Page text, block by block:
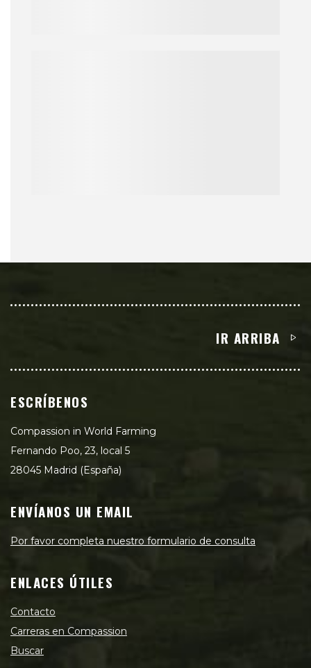
IR ARRIBA
ESCRÍBENOS
Compassion in World Farming
Fernando Poo, 23, local 5
28045 Madrid (España)
ENVÍANOS UN EMAIL
Por favor completa nuestro formulario de consulta
ENLACES ÚTILES
Contacto
Carreras en Compassion
Buscar